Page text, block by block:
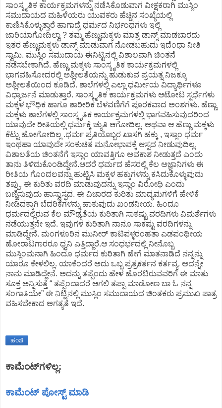
ಸಾಂಸ್ಕೃತಿಕ ಕಾರ್ಯಕ್ರಮಗಳನ್ನು ನಡೆಸಿಕೊಡುವಾಗ ವೀಕ್ಷಕರಾಗಿ ಮುಸ್ಲಿಂ
ಸಮುದಾಯದ ಮಹಿಳೆಯರು ಯುವಕರು ಹೆಚ್ಚಿನ ಸಂಖ್ಯೆಯಲ್ಲಿ
ಕಾಣಿಸಿಕೊಳ್ಳುತ್ತಾರೆ ಹಾಗಾದ್ರೆ ಧರ್ಮದ ನಿರ್ಭಂಧಗಳು ಇಲ್ಲಿ
ಜಾರಿಯಾಗೋದಿಲ್ವಾ ? ತಮ್ಮ ಹೆಣ್ಣುಮಕ್ಕಳು ಮಾತ್ರ ಡಾನ್ಸ್ ಮಾಡಬಾರದು
ಇತರ ಹೆಣ್ಣುಮಕ್ಕಳು ಡಾನ್ಸ್ ಮಾಡುವಾಗ ನೋಡಬಹುದು ಇದೆಂಥಾ ನೀತಿ
ಸ್ವಾಮಿ. ಮುಸ್ಲಿಂ ಸಮುದಾಯ ಈನಿಟ್ಟಿನಲ್ಲಿ ವಿಶಾಲವಾಗಿ ಚಿಂತನೆ
ನಡೆಸಬೇಕಾಗಿದೆ. ಹೆಣ್ಣು ಮಕ್ಕಳು ಸಾಂಸ್ಕೃತಿಕ ಕಾರ್ಯಕ್ರಮಗಳಲ್ಲಿ
ಭಾಗವಹಿಸೋದರಲ್ಲಿ ಅಶ್ಲೀಲತೆಯನ್ನು ಹುಡುಕುವ ಪ್ರಯತ್ನ ನಿಜಕ್ಕೂ
ಅಶ್ಲೀಲತೆಯಿಂದ ಕೂಡಿದೆ. ಶಾಲೆಗಳಲ್ಲಿ ಎಲ್ಲಾ ಧರ್ಮೀಯ ವಿದ್ಯಾರ್ಥಿಗಳೂ
ವಿಧ್ಯಾರ್ಜನೆ ಮಾಡುತ್ತಾರೆ. ಸಾಂಸ್ಕೃತಿಕ ಕಾರ್ಯಕ್ರಮಗಳು ಆಟೋಟ ಸ್ಪರ್ಧೆಗಳು
ಮಕ್ಕಳ ಭೌಧಿಕ ಹಾಗೂ ಶಾರೀರಿಕ ಬೆಳವಣಿಗೆಗೆ ಪೂರಕವಾದ ಅಂಶಗಳು. ಹೆಣ್ಣು
ಮಕ್ಕಳು ಶಾಲೆಗಳಲ್ಲಿ ಸಾಂಸ್ಕೃತಿಕ ಕಾರ್ಯಕ್ರಮಗಳಲ್ಲಿ ಭಾಗವಹಿಸುವುದರಿಂದ
ಯಾವುದೇ ರೀತಿಯಲ್ಲಿ ಧರ್ಮಕ್ಕೆ ಚ್ಯುತಿ ಆಗೋದಿಲ್ಲ. ಅಥವಾ ಆ ಹೆಣ್ಣು ಮಕ್ಕಳು
ಕೆಟ್ಟು ಹೋಗೋದಿಲ್ಲ .ಧರ್ಮ ಪ್ರತಿಯೊಬ್ಬರ ಖಾಸಗಿ ಹಕ್ಕು , ಇಸ್ಲಾಂ ಧರ್ಮ
ಇಂಥಹಾ ಯಾವುದೇ ಸಂಕುಚಿತ ಮನೋಭಾವಕ್ಕೆ ಆಸ್ಪದ ನೀಡುವುದಿಲ್ಲ.
ವಿಶಾಲತೆಯ ಚಿಂತನೆಗೆ ಇಸ್ಲಾಂ ಯಾವತ್ತಿಗೂ ಅವಕಾಶ ನೀಡುತ್ತದೆ ಎಂದು
ತಾನು ತಿಳಿದುಕೊಂಡಿದ್ದೇನೆ.ಆದರೆ ಧರ್ಮದ ಹೆಸರಲ್ಲಿ ಕೆಲ ಅಜ್ಞಾನಿಗಳು ಈ
ರೀತಿಯ ಗೊಂದಲವನ್ನು ಹುಟ್ಟಿಸಿ ಮಕ್ಕಳ ಹಕ್ಕುಗಳನ್ನು ಕಸಿದುಕೊಳ್ಳುವುದು
ತಪ್ಪು. ಈ ಕುರಿತು ವರದಿ ಮಾಡುವುದನ್ನು ಇಸ್ಲಾಂ ವಿರೋಧಿ ಎಂದು
ಬಣ್ಣಿಸುವುದು ಹಾಸ್ವಾಸ್ಪದ. ಈ ವಿಚಾರದ ಕುರಿತು ಮಾದ್ಯಮಗಳಿಗೆ ಹೇಳಿಕೆ
ನೀಡಿದಕ್ಕಾಗಿ ಬೆದರಿಕೆಗಳನ್ನು ಹಾಕುವುದು ಖಂಡನೀಯ. ಹಿಂದೂ
ಧರ್ಮದಲ್ಲಿರುವ ಕೆಲ ಮೌಢ್ಯತೆಯ ಕುರಿತಾಗಿ ಸಾಕಷ್ಟು ವರದಿಗಳು ವಿಮರ್ಶೆಗಳು
ನಡೆಯುತ್ತನೇ ಇದೆ. ಇವುಗಳ ಕುರಿತಾಗಿ ನಾನೂ ಸಾಕಷ್ಟು ವರದಿಗಳನ್ನು
ಮಾಡಿದ್ದೇನೆ. ಮಂಗಳೂರಿನ ಮುನೀರ್ ಕಾಟಿಪಳ್ಳರಂಹತಾ ಎಡಪಂಥೀಯ
ಹೋರಾಟಗಾರರೂ ಧ್ವನಿ ಎತ್ತಿದ್ದಾರೆ.ಆ ಸಂಧರ್ಭದಲ್ಲಿ ನೀನೊಬ್ಬ
ಮುಸ್ಲಿಂಮನಾಗಿ ಹಿಂದೂ ಧರ್ಮದ ಕುರಿತಾಗಿ ಹೇಗೆ ಮಾತನಾಡಿದೆ ನನ್ನನ್ನು
ಯಾರೂ ಕೇಳಲಿಲ್ಲ. ಯಾಕೆಂದರೆ ಅದು ಒಬ್ಬ ಪ್ರತ್ರಕರ್ತನ ಕರ್ತವ್ಯ. ಅದನ್ನೇ
ನಾನು ಮಾಡಿದ್ದೇನೆ. ಅದನ್ನು ತಪ್ಪೆಂದು ಹೇಳ ಹೊರಟಿರುವವರಿಗೆ ಈ ಮಾತು
ಸೂಕ್ತ ಅನ್ನಿಸುತ್ತೆ “ ತಪ್ಪೆಂದಾದರೆ ಆಗಲಿ ತಪ್ಪಾ ಮಾಡೋಣ ಬಾ ಓ ನನ್ನ
ಸಂಗಾತಿಯೇ” ಈ ನಿಟ್ಟಿನಲ್ಲಿ ಮುಸ್ಲಿಂ ಸಮುದಾಯದ ಚಿಂತಕರು ಪ್ರಮುಖ ಪಾತ್ರ
ವಹಿಸಬೇಕಾದ ಅಗತ್ಯತೆ ಇದೆ.
ಹಂಚಿ
ಕಾಮೆಂಟ್‌ಗಳಿಲ್ಲ:
ಕಾಮೆಂಟ್‌‌ ಪೋಸ್ಟ್‌ ಮಾಡಿ